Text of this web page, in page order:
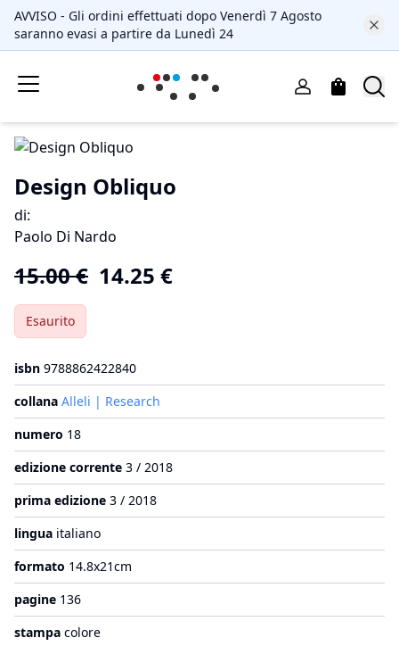
AVVISO - Gli ordini effettuati dopo Venerdì 7 Agosto
saranno evasi a partire da Lunedì 24
Design Obliquo
di:
Paolo Di Nardo
15.00€ 14.25 €
Esaurito
isbn 9788862422840
collana Alleli | Research
numero 18
edizione corrente 3 / 2018
prima edizione 3 / 2018
lingua italiano
formato 14.8x21cm
pagine 136
stampa colore